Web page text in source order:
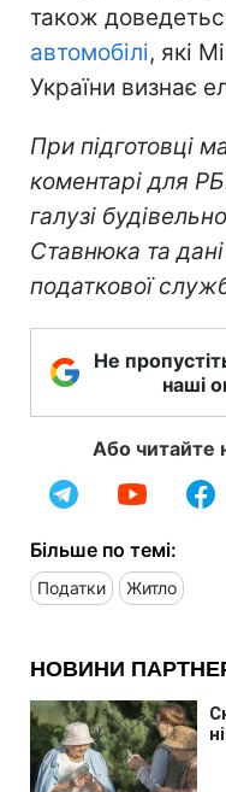
також
автомобілі, які
України визнає
При підготовці
коментарі для
галузі
Ставнюка та
податкової
Не
наші
Або читайте
Більше по темі:
Податки Житло